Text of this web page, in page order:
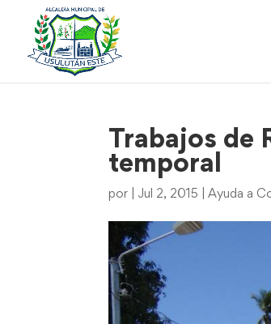
Trabajos de
temporal
por Jul 2, 2015 |Ayuda a